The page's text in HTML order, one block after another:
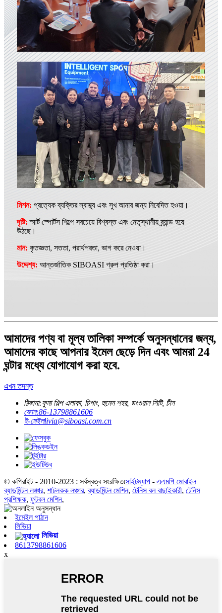
মিশন: প্রত্যেক ব্যক্তির স্বাস্থ্য এবং সুখ আনার জন্য নিবেদিত হওয়া।
দৃষ্টি: স্মার্ট স্পোর্টস শিল্পে সবচেয়ে বিশ্বস্ত এবং নেতৃস্থানীয় ব্র্যান্ড হয়ে
উঠছে।
মান: কৃতজ্ঞতা, সততা, পরার্থপরতা, ভাগ করে নেওয়া।
উদ্দেশ্য: আন্তর্জাতিক SIBOASI গ্রুপ প্রতিষ্ঠা করা।
আমাদের পণ্য বা মূল্য তালিকা সম্পর্কে অনুসন্ধানের জন্য,
আমাদের কাছে আপনার ইমেল ছেড়ে দিন এবং আমরা 24
ঘন্টার মধ্যে যোগাযোগ করা হবে.
এখন তদন্ত
ঠিকানা:ফুমা শিল্প এলাকা, চিগাং, হুমেন শহর, ডংগুয়ান সিটি, চীন
ফোন:86-13798861606
ই-মেইলlivia@siboasi.com.cn
© কপিরাইট - 2010-2023 : সর্বস্বত্ব সংরক্ষিত৷সাইটম্যাপ - এএমপি মোবাইল
ব্যাডমিন্টন লঞ্চার, শাটলকক লঞ্চার,ব্যাডমিন্টন মেশিন, টেনিস বল বাছাইকারী, টেনিস
প্রশিক্ষক, ফুটবল মেশিন,
ইমেইল পাঠান
লিভিয়া
লিভিয়া
8613798861606
x